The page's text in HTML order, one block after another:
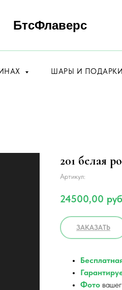
БтсФлаверс
ШАРЫ И ПОДАРКИ
201 белая
Артикул:
24500,00
ЗАКАЗАТЬ
Фото